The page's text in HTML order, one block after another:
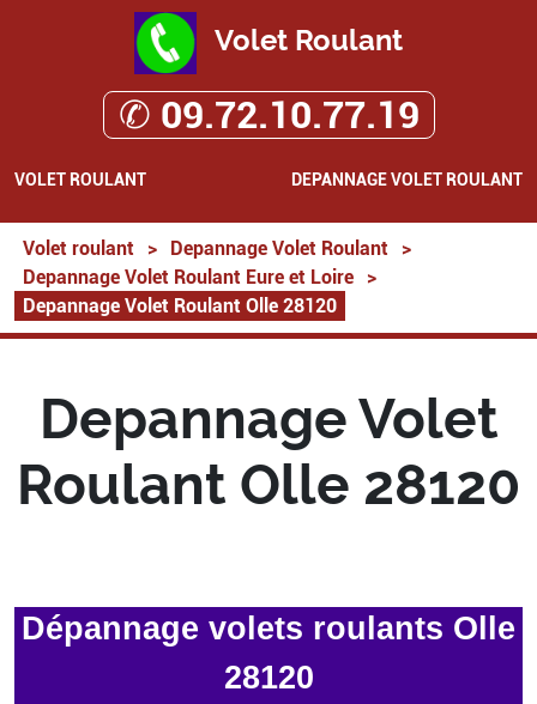
Volet Roulant
✆ 09.72.10.77.19
VOLET ROULANT DEPANNAGE VOLET ROULANT
Volet roulant > Depannage Volet Roulant
>
Depannage Volet Roulant Eure et Loire
>
Depannage Volet Roulant Olle 28120
Depannage Volet
Roulant Olle 28120
Dépannage volets roulants Olle
28120